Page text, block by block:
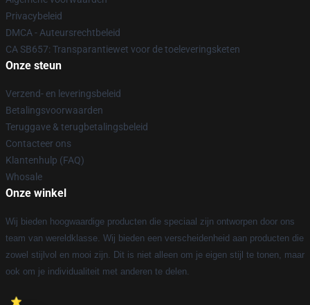
Privacybeleid
DMCA - Auteursrechtbeleid
CA SB657: Transparantiewet voor de toeleveringsketen
Onze steun
Verzend- en leveringsbeleid
Betalingsvoorwaarden
Teruggave & terugbetalingsbeleid
Contacteer ons
Klantenhulp (FAQ)
Whosale
Onze winkel
Wij bieden hoogwaardige producten die speciaal zijn ontworpen door ons
team van wereldklasse. Wij bieden een verscheidenheid aan producten die
zowel stijlvol en mooi zijn. Dit is niet alleen om je eigen stijl te tonen, maar
ook om je individualiteit met anderen te delen.